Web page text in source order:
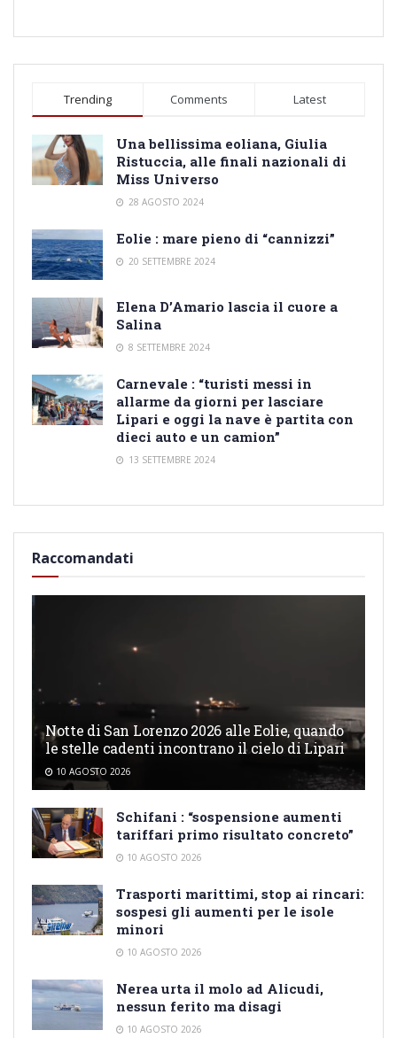
Trending Comments Latest
Una bellissima eoliana, Giulia
Ristuccia, alle finali nazionali di
Miss Universo
28 AGOSTO 2024
Eolie : mare pieno di “cannizzi”
20 SETTEMBRE 2024
Elena D’Amario lascia il cuore a
Salina
8 SETTEMBRE 2024
Carnevale : “turisti messi in
allarme da giorni per lasciare
Lipari e oggi la nave è partita con
dieci auto e un camion”
13 SETTEMBRE 2024
Raccomandati
Notte di San Lorenzo 2026 alle Eolie, quando
le stelle cadenti incontrano il cielo di Lipari
10 AGOSTO 2026
Schifani : “sospensione aumenti
tariffari primo risultato concreto”
10 AGOSTO 2026
Trasporti marittimi, stop ai rincari:
sospesi gli aumenti per le isole
minori
10 AGOSTO 2026
Nerea urta il molo ad Alicudi,
nessun ferito ma disagi
10 AGOSTO 2026